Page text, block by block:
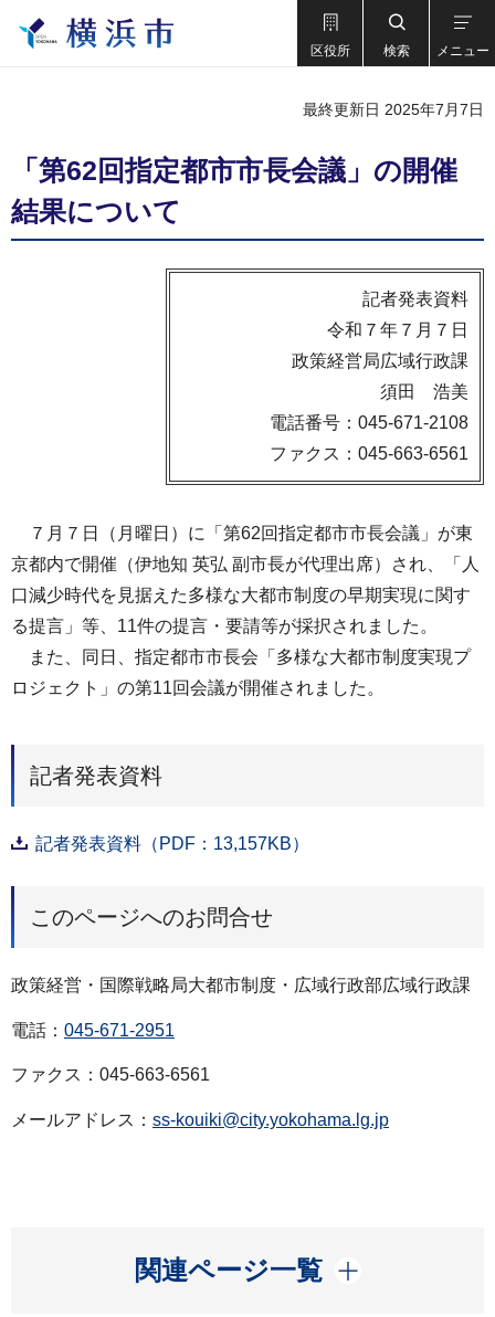
区役所 検索 メニュー
最終更新日 2025年7月7日
「第62回指定都市市長会議」の開催
結果について
記者発表資料
令和７年７月７日
政策経営局広域行政課
須田 浩美
電話番号：045-671-2108
ファクス：045-663-6561
７月７日（月曜日）に「第62回指定都市市長会議」が東
京都内で開催（伊地知 英弘 副市長が代理出席）され、「人
口減少時代を見据えた多様な大都市制度の早期実現に関す
る提言」等、11件の提言・要請等が採択されました。
また、同日、指定都市市長会「多様な大都市制度実現プ
ロジェクト」の第11回会議が開催されました。
記者発表資料
記者発表資料（PDF：13,157KB）
このページへのお問合せ
政策経営・国際戦略局大都市制度・広域行政部広域行政課
電話： 045-671-2951
ファクス：045-663-6561
メールアドレス： ss-kouiki@city.yokohama.lg.jp
関連ページ一覧
開く